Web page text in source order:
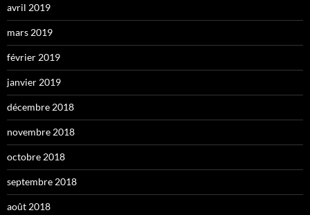
avril 2019
mars 2019
février 2019
janvier 2019
décembre 2018
novembre 2018
octobre 2018
septembre 2018
août 2018